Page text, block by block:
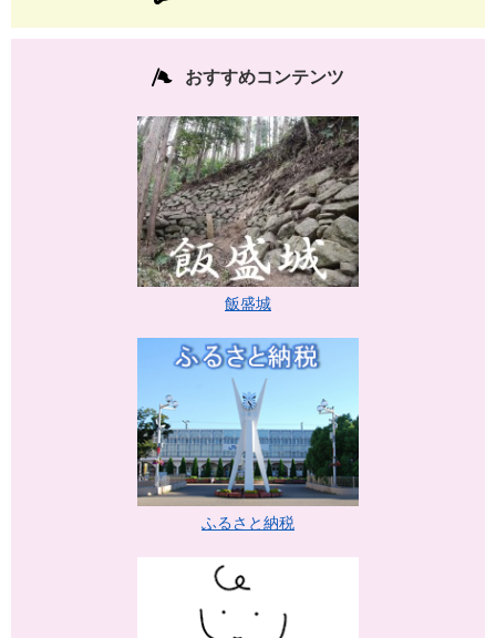
おすすめコンテンツ
飯盛城
ふるさと納税